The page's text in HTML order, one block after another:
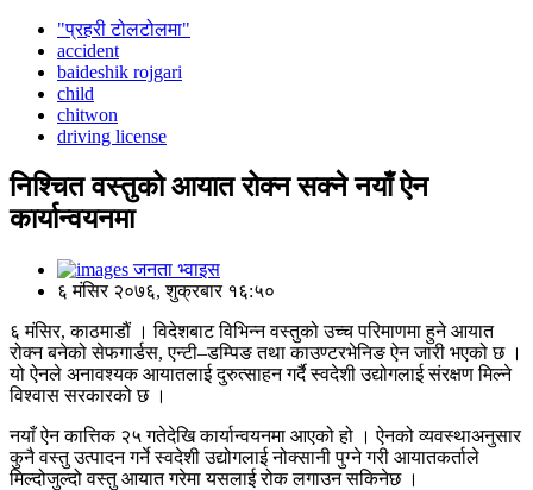
"प्रहरी टोलटोलमा"
accident
baideshik rojgari
child
chitwon
driving license
निश्चित वस्तुको आयात रोक्न सक्ने नयाँ ऐन
कार्यान्वयनमा
जनता भ्वाइस
६ मंसिर २०७६, शुक्रबार १६:५०
६ मंसिर, काठमाडौं । विदेशबाट विभिन्न वस्तुको उच्च परिमाणमा हुने आयात
रोक्न बनेको सेफगार्डस, एन्टी–डम्पिङ तथा काउण्टरभेनिङ ऐन जारी भएको छ ।
यो ऐनले अनावश्यक आयातलाई दुरुत्साहन गर्दै स्वदेशी उद्योगलाई संरक्षण मिल्ने
विश्वास सरकारको छ ।
नयाँ ऐन कात्तिक २५ गतेदेखि कार्यान्वयनमा आएको हो । ऐनको व्यवस्थाअनुसार
कुनै वस्तु उत्पादन गर्ने स्वदेशी उद्योगलाई नोक्सानी पुग्ने गरी आयातकर्ताले
मिल्दोजुल्दो वस्तु आयात गरेमा यसलाई रोक लगाउन सकिनेछ ।